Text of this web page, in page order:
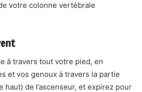
votre colonne vertébrale
à travers tout votre pied, en
et vos genoux à travers la partie
haut) de l’ascenseur, et expirez pour